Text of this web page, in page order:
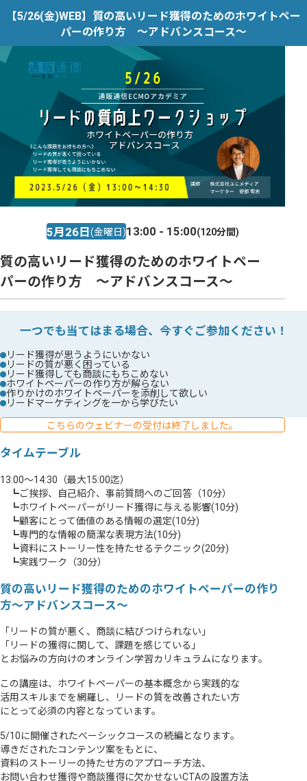
【5/26(金)WEB】質の高いリード獲得のためのホワイトペー
パーの作り方 ～アドバンスコース～
5月26日 (金曜日)13:00 - 15:00(120分間)
質の高いリード獲得のためのホワイトペー
パーの作り方 ～アドバンスコース～
一つでも当てはまる場合、今すぐご参加ください！
リード獲得が思うようにいかない
リードの質が悪く困っている
リード獲得しても商談にもちこめない
ホワイトペーパーの作り方が解らない
作りかけのホワイトペーパーを添削して欲しい
リードマーケティングを一から学びたい
こちらのウェビナーの受付は終了しました。
タイムテーブル
13:00～14:30（最大15:00迄）
┗ご挨拶、自己紹介、事前質問へのご回答（10分）
┗ホワイトペーパーがリード獲得に与える影響(10分)
┗顧客にとって価値のある情報の選定(10分)
┗専門的な情報の簡潔な表現方法(10分)
┗資料にストーリー性を持たせるテクニック(20分)
┗実践ワーク（30分）
質の高いリード獲得のためのホワイトペーパーの作り
方～アドバンスコース～
「リードの質が悪く、商談に結びつけられない」
「リードの獲得に関して、課題を感じている」
とお悩みの方向けのオンライン学習カリキュラムになります。
この講座は、ホワイトペーパーの基本概念から実践的な
活用スキルまでを網羅し、リードの質を改善されたい方
にとって必須の内容となっています。
5/10に開催されたべーシックコースの続編となります。
導きだされたコンテンツ案をもとに、
資料のストーリーの持たせ方のアプローチ方法、
お問い合わせ獲得や商談獲得に欠かせないCTAの設置方法